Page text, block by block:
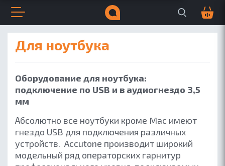
Открыть меню
Поиск по сайту
Всплывающее меню
Навигация по сайту
ДЛЯ БИЗНЕСА
Закрыть меню
для ноутбука
Оборудование для ноутбука:
подключение по USB и в аудиогнездо 3,5
мм
Абсолютно все ноутбуки кроме Mac имеют
гнездо USB для подключения различных
устройств. Accutone производит широкий
модельный ряд операторских гарнитур